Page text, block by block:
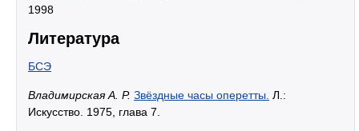
1998
Литература
БСЭ
Владимирская А. Р. Звёздные часы оперетты. Л.:
Искусство. 1975, глава 7.